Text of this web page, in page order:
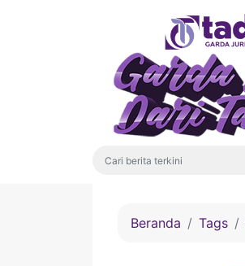
Beranda Tags